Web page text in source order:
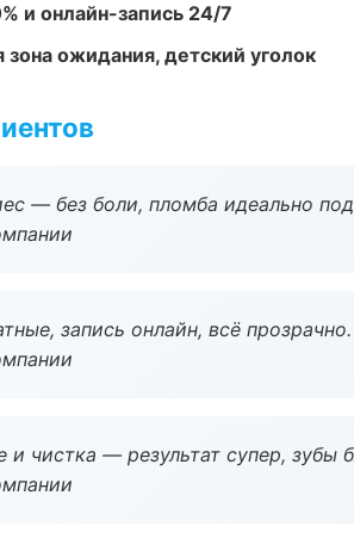
и онлайн-запись 24/7
ожидания, детский уголок
— без боли, пломба идеально
запись онлайн, всё
и чистка — результат супер, зубы